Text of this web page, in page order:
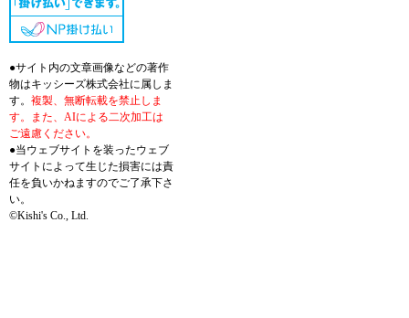
●サイト内の文章画像などの著作
物はキッシーズ株式会社に属しま
す。 複製、無断転載を禁止しま
す。また、AIによる二次加工は
ご遠慮ください。
●当ウェブサイトを装ったウェブ
サイトによって生じた損害には責
任を負いかねますのでご了承下さ
い。
©Kishi's Co., Ltd.